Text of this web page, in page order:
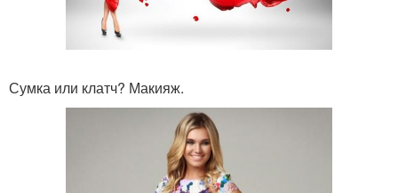
Сумка или клатч? Макияж.